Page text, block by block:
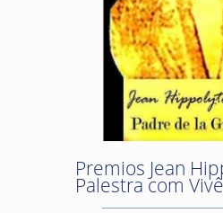
Premios Jean
Palestra com